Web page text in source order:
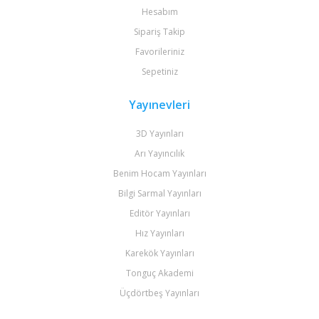
Hesabım
Sipariş Takip
Favorileriniz
Sepetiniz
Yayınevleri
3D Yayınları
Arı Yayıncılık
Benim Hocam Yayınları
Bilgi Sarmal Yayınları
Editör Yayınları
Hız Yayınları
Karekök Yayınları
Tonguç Akademi
Üçdörtbeş Yayınları